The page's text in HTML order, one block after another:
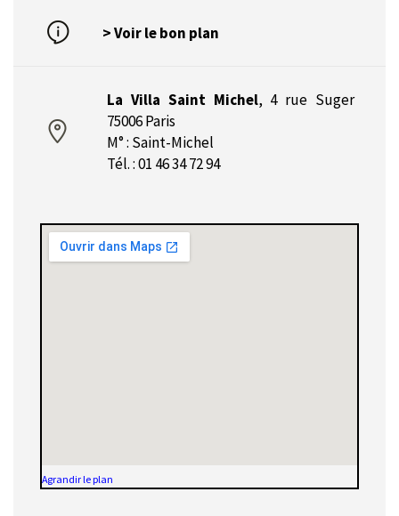
> Voir le bon plan
La Villa Saint Michel, 4 rue Suger
75006 Paris
M° : Saint-Michel
Tél. : 01 46 34 72 94
Agrandir le plan